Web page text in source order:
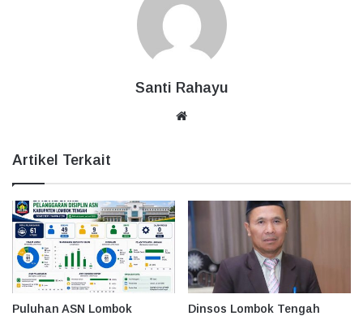
Santi Rahayu
Artikel Terkait
Puluhan ASN Lombok
Dinsos Lombok Tengah